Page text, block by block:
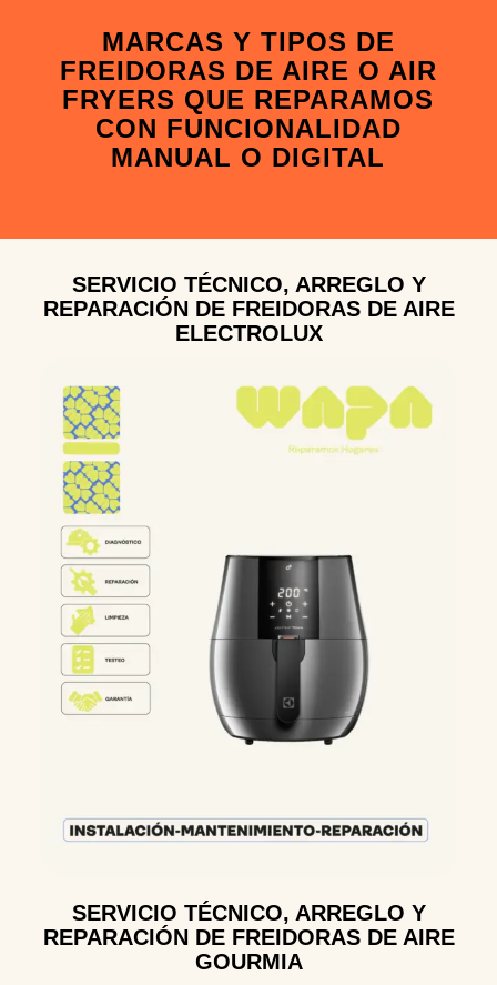
MARCAS Y TIPOS DE
FREIDORAS DE AIRE O AIR
FRYERS QUE REPARAMOS
CON FUNCIONALIDAD
MANUAL O DIGITAL
SERVICIO TÉCNICO, ARREGLO Y
REPARACIÓN DE FREIDORAS DE AIRE
ELECTROLUX
SERVICIO TÉCNICO, ARREGLO Y
REPARACIÓN DE FREIDORAS DE AIRE
GOURMIA